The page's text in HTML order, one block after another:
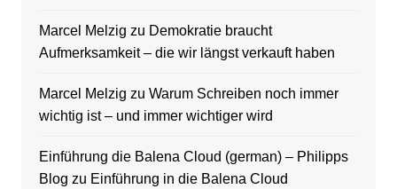
Marcel Melzig zu Demokratie braucht
Aufmerksamkeit – die wir längst verkauft haben
Marcel Melzig zu Warum Schreiben noch immer
wichtig ist – und immer wichtiger wird
Einführung die Balena Cloud (german) – Philipps
Blog zu Einführung in die Balena Cloud